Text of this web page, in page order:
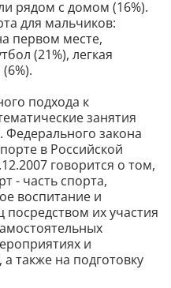
рядом с домом (16%).
для мальчиков:
первом месте,
(21%), легкая
подхода к
занятия
Федерального закона
в Российской
говорится о том,
- часть спорта,
воспитание и
посредством их участия
и
также на подготовку